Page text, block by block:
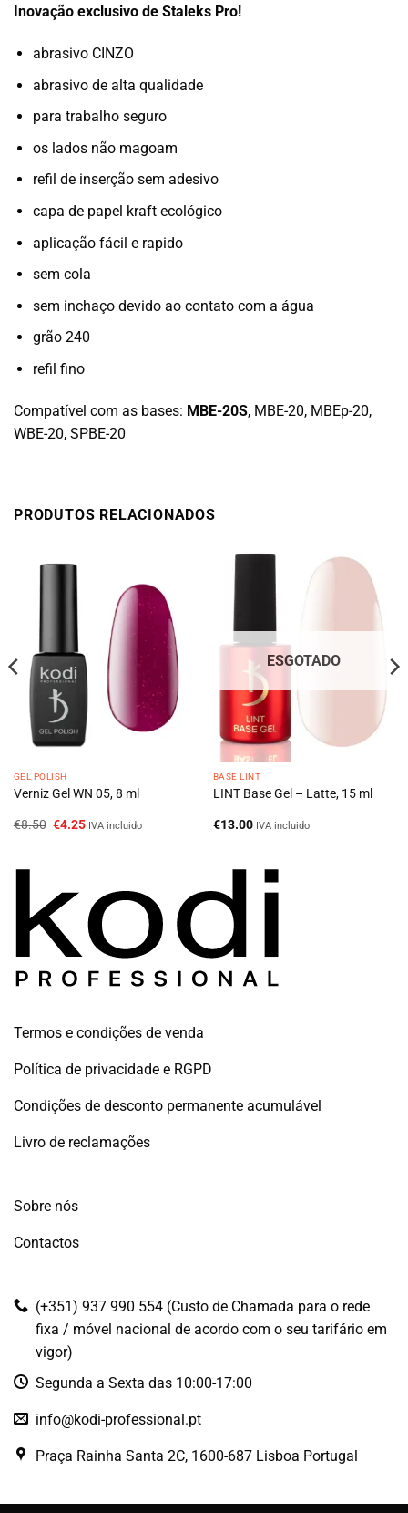
Inovação exclusivo de Staleks Pro!
abrasivo CINZO
abrasivo de alta qualidade
para trabalho seguro
os lados não magoam
refil de inserção sem adesivo
capa de papel kraft ecológico
aplicação fácil e rapido
sem cola
sem inchaço devido ao contato com a água
grão 240
refil fino
Compatível com as bases: MBE-20S, MBE-20, MBEp-20,
WBE-20, SPBE-20
PRODUTOS RELACIONADOS
GEL POLISH
Verniz Gel WN 05, 8 ml
€8.50 O
€4.25OIVA incluido
ESGOTADO
BASE LINT
LINT Base Gel – Latte, 15 ml
€13.00 IVA incluido
Termos e condições de venda
Política de privacidade e RGPD
Condições de desconto permanente acumulável
Livro de reclamações
Sobre nós
Contactos
(+351) 937 990 554 (Custo de Chamada para o rede
fixa / móvel nacional de acordo com o seu tarifário em
vigor)
Segunda a Sexta das 10:00-17:00
info@kodi-professional.pt
Praça Rainha Santa 2C, 1600-687 Lisboa Portugal